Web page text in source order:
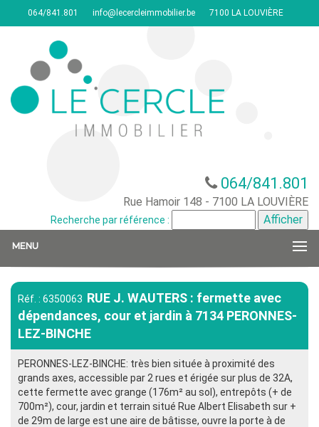
064/841.801 info@lecercleimmobilier.be 7100 LA LOUVIÈRE
064/841.801
Rue Hamoir 148 - 7100 LA LOUVIÈRE
Recherche par référence :
MENU
Réf. : 6350063 RUE J. WAUTERS : fermette avec
dépendances, cour et jardin à 7134 PERONNES-
LEZ-BINCHE
PERONNES-LEZ-BINCHE: très bien située à proximité des
grands axes, accessible par 2 rues et érigée sur plus de 32A,
cette fermette avec grange (176m² au sol), entrepôts (+ de
700m²), cour, jardin et terrain situé Rue Albert Elisabeth sur +
de 29m de large est une aire de bâtisse, ouvre la porte à de